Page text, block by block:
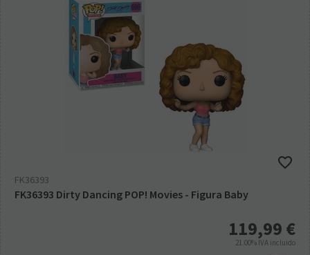
FK36393
FK36393 Dirty Dancing POP! Movies - Figura Baby
119,99 €
21.00% IVA incluido